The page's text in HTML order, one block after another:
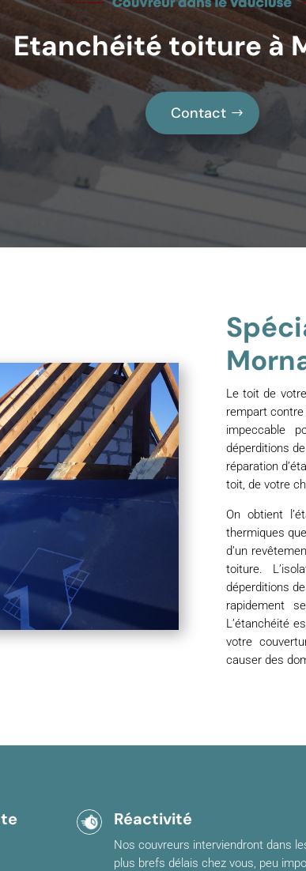
Etanchéité toiture à
Contact
Le toit de
rempart contre
impeccable
déperditions
réparation
toit, de votre
On obtient
thermiques
d’un
toiture.
déperditions
rapidement
L’étanchéité
votre
causer des
Réactivité
Nos couvreurs interviendront dans
plus brefs délais chez vous, peu